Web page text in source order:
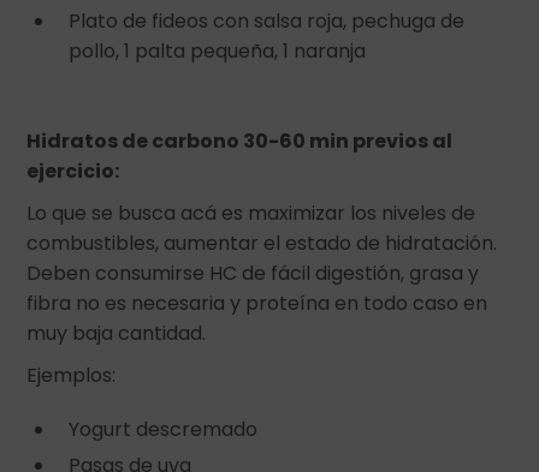
Plato de fideos con salsa roja, pechuga de
pollo, 1 palta pequeña, 1 naranja
Hidratos de carbono 30-60 min previos al
ejercicio:
Lo que se busca acá es maximizar los niveles de
combustibles, aumentar el estado de hidratación.
Deben consumirse HC de fácil digestión, grasa y
fibra no es necesaria y proteína en todo caso en
muy baja cantidad.
Ejemplos:
Yogurt descremado
Pasas de uva